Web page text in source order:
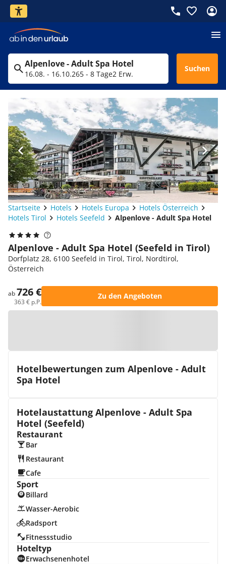
Alpenlove - Adult Spa Hotel
16.08. - 16.10.265 - 8 Tage2 Erw.
Suchen
Startseite Hotels Hotels Europa
Hotels Österreich
Hotels Tirol
Hotels Seefeld Alpenlove - Adult Spa Hotel
Alpenlove - Adult Spa Hotel (Seefeld in Tirol)
Dorfplatz 28, 6100 Seefeld in Tirol, Tirol, Nordtirol,
Österreich
ab726 €
363 € p.P.
Zu den Angeboten
Hotelbewertungen zum Alpenlove - Adult
Spa Hotel
Hotelaustattung Alpenlove - Adult Spa
Hotel (Seefeld)
Restaurant
Bar
Restaurant
Cafe
Sport
Billard
Wasser-Aerobic
Radsport
Fitnessstudio
Hoteltyp
Erwachsenenhotel